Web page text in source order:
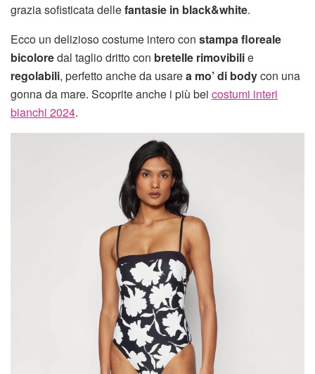
grazia sofisticata dellefantasie in black&white.
Ecco un delizioso costume intero con stampa floreale
bicoloredal taglio dritto con bretelle rimovibilie
regolabili, perfetto anche da usarea mo’ di bodycon una
gonna da mare. Scoprite anche i più bei costumi interi
bianchi 2024.